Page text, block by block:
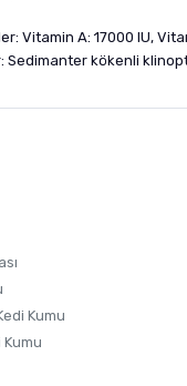
Vitamin A: 17000 IU,
Sedimanter kökenli
Kumu
Kumu